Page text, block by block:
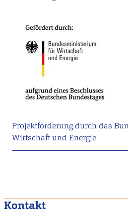
Projektförderung durch das
Wirtschaft und Energie
Kontakt